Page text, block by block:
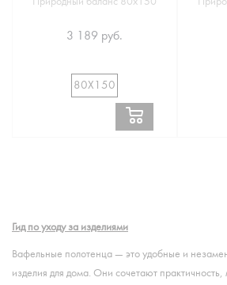
3 189 руб.
80Х150
Гид по уходу за изделиями
Вафельные полотенца — это удобные и
изделия для дома. Они сочетают практичность,